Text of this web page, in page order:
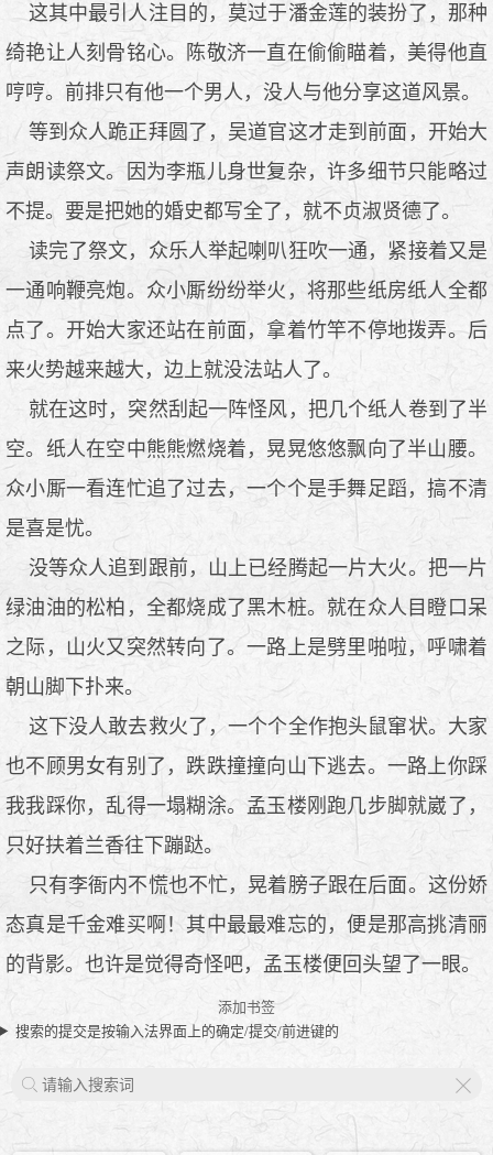
这其中最引人注目的，莫过于潘金莲的装扮了，那种
绮艳让人刻骨铭心。陈敬济一直在偷偷瞄着，美得他直
哼哼。前排只有他一个男人，没人与他分享这道风景。
等到众人跪正拜圆了，吴道官这才走到前面，开始大
声朗读祭文。因为李瓶儿身世复杂，许多细节只能略过
不提。要是把她的婚史都写全了，就不贞淑贤德了。
读完了祭文，众乐人举起喇叭狂吹一通，紧接着又是
一通响鞭亮炮。众小厮纷纷举火，将那些纸房纸人全都
点了。开始大家还站在前面，拿着竹竿不停地拨弄。后
来火势越来越大，边上就没法站人了。
就在这时，突然刮起一阵怪风，把几个纸人卷到了半
空。纸人在空中熊熊燃烧着，晃晃悠悠飘向了半山腰。
众小厮一看连忙追了过去，一个个是手舞足蹈，搞不清
是喜是忧。
没等众人追到跟前，山上已经腾起一片大火。把一片
绿油油的松柏，全都烧成了黑木桩。就在众人目瞪口呆
之际，山火又突然转向了。一路上是劈里啪啦，呼啸着
朝山脚下扑来。
这下没人敢去救火了，一个个全作抱头鼠窜状。大家
也不顾男女有别了，跌跌撞撞向山下逃去。一路上你踩
我我踩你，乱得一塌糊涂。孟玉楼刚跑几步脚就崴了，
只好扶着兰香往下蹦跶。
只有李衙内不慌也不忙，晃着膀子跟在后面。这份娇
态真是千金难买啊！其中最最难忘的，便是那高挑清丽
的背影。也许是觉得奇怪吧，孟玉楼便回头望了一眼。
添加书签
搜索的提交是按输入法界面上的确定/提交/前进键的